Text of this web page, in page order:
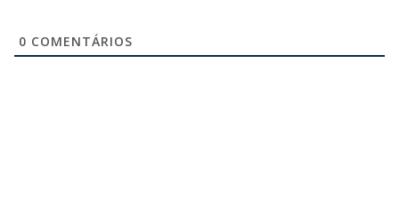
0 COMENTÁRIOS